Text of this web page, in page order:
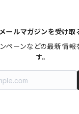
メールマガジンを受け取
ペーンなどの最新情報
す。